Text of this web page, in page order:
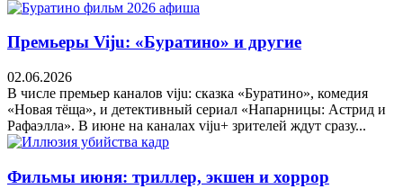
Премьеры Viju: «Буратино» и другие
02.06.2026
В числе премьер каналов viju: сказка «Буратино», комедия
«Новая тёща», и детективный сериал «Напарницы: Астрид и
Рафаэлла». В июне на каналах viju+ зрителей ждут сразу...
Фильмы июня: триллер, экшен и хоррор